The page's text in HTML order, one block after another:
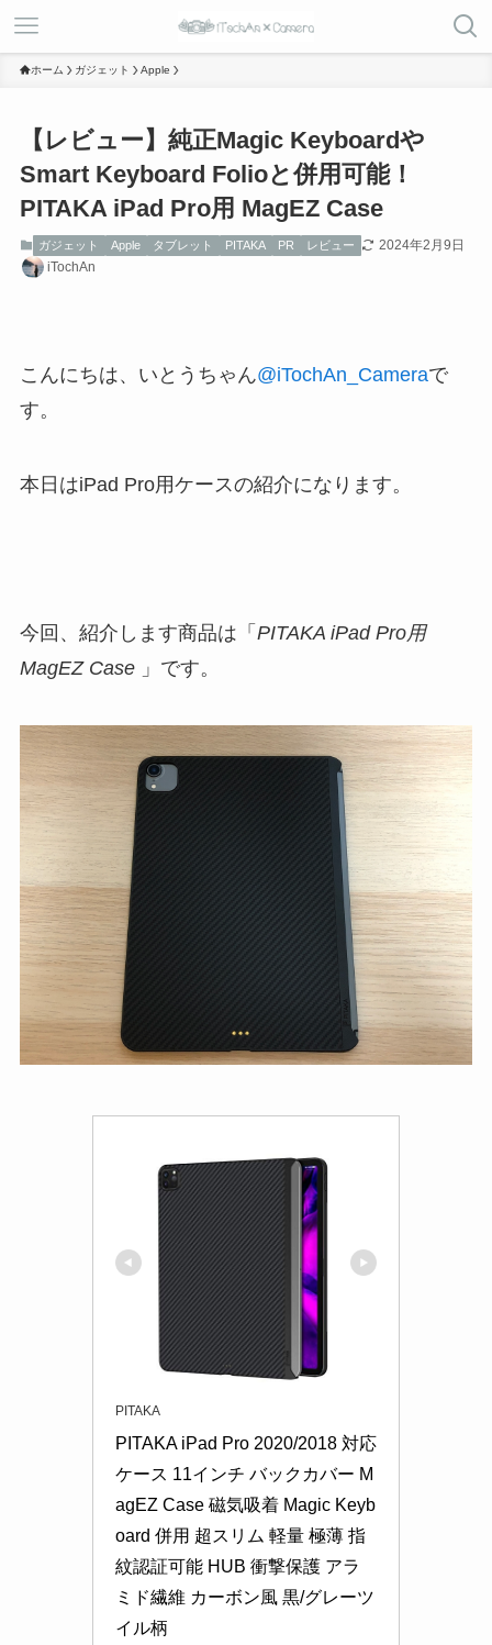
ホーム ガジェット Apple
【レビュー】純正Magic Keyboardや
Smart Keyboard Folioと併用可能！
PITAKA iPad Pro用 MagEZ Case
ガジェット Apple タブレット PITAKA PR レビュー
2024年2月9日
iTochAn
こんにちは、いとうちゃん@iTochAn_Cameraで
す。
本日はiPad Pro用ケースの紹介になります。
今回、紹介します商品は「 PITAKA iPad Pro用
MagEZ Case」です。
PITAKA
PITAKA iPad Pro 2020/2018 対応
ケース 11インチ バックカバー M
agEZ Case 磁気吸着 Magic Keyb
oard 併用 超スリム 軽量 極薄 指
紋認証可能 HUB 衝撃保護 アラ
ミド繊維 カーボン風 黒/グレーツ
イル柄